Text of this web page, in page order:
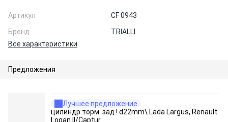
Артикул
CF 0943
Бренд
TRIALLI
Все характеристики
Предложения
Лучшее предложение
цилиндр торм. зад.! d22mm\ Lada Largus, Renault
Logan II/Captur